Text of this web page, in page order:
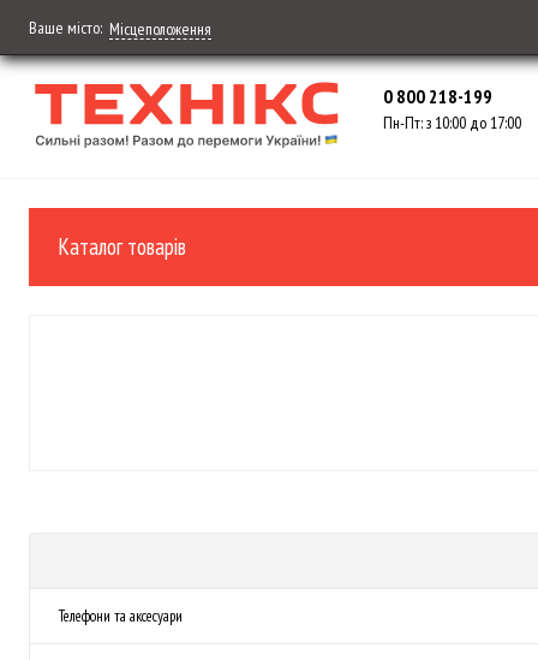
Ваше місто: Місцеположення
0 800 218-199
Пн-Пт: з 10:00 до 17:00
Каталог товарів
Телефони та аксесуари